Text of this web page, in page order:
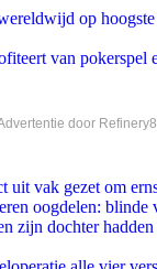
op
van pokerspel
door
uit vak gezet om
oogdelen: blinde
zijn dochter